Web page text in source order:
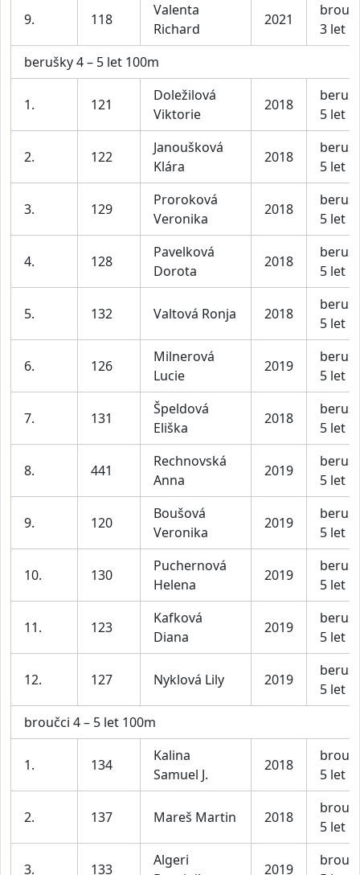
9. 118
Valenta
Richard
2021
3 let
berušky 4 – 5 let 100m
1. 121
Doležilová
Viktorie
2018
5 let
2. 122
Janoušková
Klára
2018
5 let
3. 129
Proroková
Veronika
2018
5 let
4. 128
Pavelková
Dorota
2018
5 let
5. 132 Valtová Ronja 2018
5 let
6. 126
Milnerová
Lucie
2019
5 let
7. 131
Špeldová
Eliška
2018
5 let
8. 441
Rechnovská
Anna
2019
5 let
9. 120
Boušová
Veronika
2019
5 let
10. 130
Puchernová
Helena
2019
5 let
11. 123
Kafková
Diana
2019
5 let
12. 127 Nyklová Lily 2019
5 let
broučci 4 – 5 let 100m
1. 134
Kalina
Samuel J.
2018
5 let
2. 137 Mareš Martin 2018
5 let
3. 133
Algeri
2019